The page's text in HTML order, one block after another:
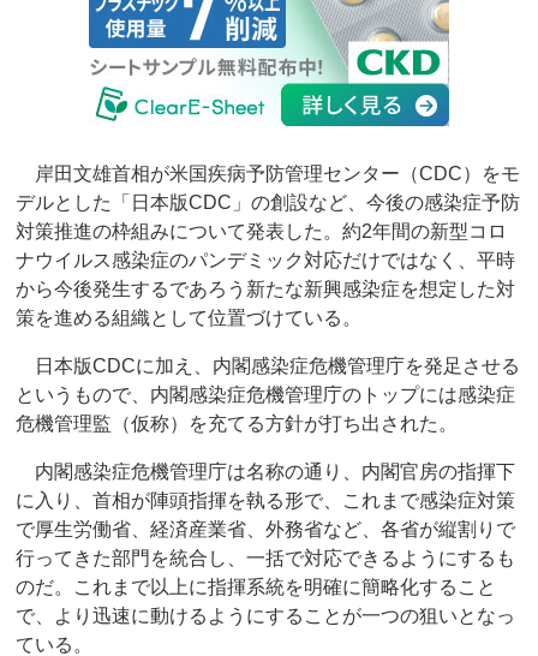
岸田文雄首相が米国疾病予防管理センター（CDC）をモ
デルとした「日本版CDC」の創設など、今後の感染症予防
対策推進の枠組みについて発表した。約2年間の新型コロ
ナウイルス感染症のパンデミック対応だけではなく、平時
から今後発生するであろう新たな新興感染症を想定した対
策を進める組織として位置づけている。
日本版CDCに加え、内閣感染症危機管理庁を発足させる
というもので、内閣感染症危機管理庁のトップには感染症
危機管理監（仮称）を充てる方針が打ち出された。
内閣感染症危機管理庁は名称の通り、内閣官房の指揮下
に入り、首相が陣頭指揮を執る形で、これまで感染症対策
で厚生労働省、経済産業省、外務省など、各省が縦割りで
行ってきた部門を統合し、一括で対応できるようにするも
のだ。これまで以上に指揮系統を明確に簡略化すること
で、より迅速に動けるようにすることが一つの狙いとなっ
ている。